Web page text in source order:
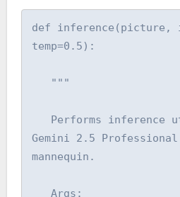
def inference(picture,
temp=0.5):
"""
Performs inference
Gemini 2.5
mannequin.
Args: